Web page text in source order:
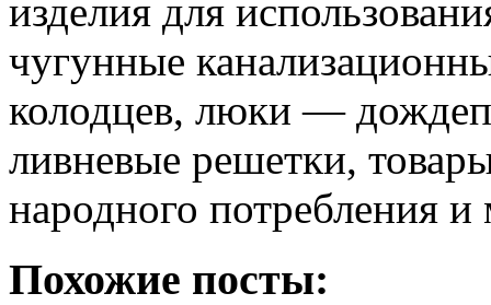
изделия для
чугунные
колодцев, люки —
ливневые решетки,
народного потребления и
Похожие посты: